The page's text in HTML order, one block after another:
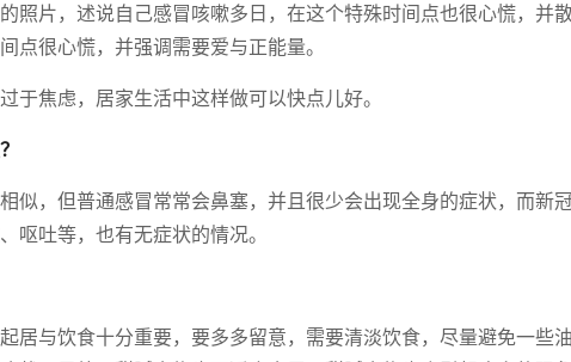
照片，述说自己感冒咳嗽多日，在这个特殊时间点也很心慌，并
点很心慌，并强调需要爱与正能量。
于焦虑，居家生活中这样做可以快点儿好。
似，但普通感冒常常会鼻塞，并且很少会出现全身的症状，而新
呕吐等，也有无症状的情况。
居与饮食十分重要，要多多留意，需要清淡饮食，尽量避免一些